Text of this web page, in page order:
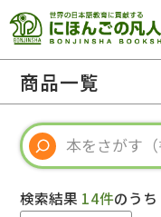
商品一覧
検索結果 14件のうち